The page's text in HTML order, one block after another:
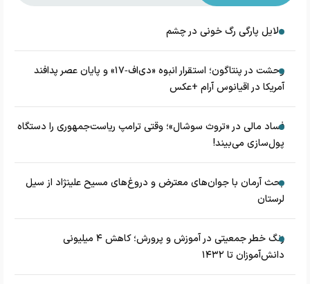
دلایل پارگی رگ خونی در چشم
وحشت در پنتاگون؛ استقرار انبوه «دی‌اف‑۱۷» و پایان عصر پدافند
آمریکا در اقیانوس آرام +عکس
فساد مالی در «تروث سوشال»؛ وقتی ترامپ ریاست‌جمهوری را دستگاه
پول‌سازی می‌بیند!
بحث آرمان با جوان‌های معترض و دروغ‌های مسیح علینژاد از سیل
لرستان
زنگ خطر جمعیتی در آموزش و پرورش؛ کاهش ۴ میلیونی
دانش‌آموزان تا ۱۴۳۲